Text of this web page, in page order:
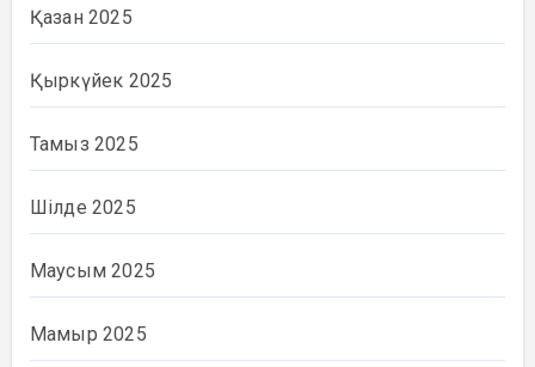
Қазан 2025
Қыркүйек 2025
Тамыз 2025
Шілде 2025
Маусым 2025
Мамыр 2025